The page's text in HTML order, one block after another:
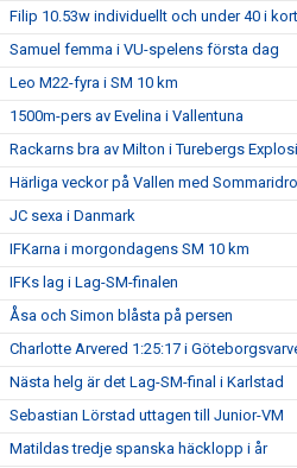
Filip 10.53w individuellt och under 40 i
Samuel femma i VU-spelens första dag
Leo M22-fyra i SM 10 km
1500m-pers av Evelina i Vallentuna
Rackarns bra av Milton i Turebergs
Härliga veckor på Vallen med
JC sexa i Danmark
IFKarna i morgondagens SM 10 km
IFKs lag i Lag-SM-finalen
Åsa och Simon blåsta på persen
Charlotte Arvered 1:25:17 i
Nästa helg är det Lag-SM-final i Karlstad
Sebastian Lörstad uttagen till Junior-VM
Matildas tredje spanska häcklopp i år